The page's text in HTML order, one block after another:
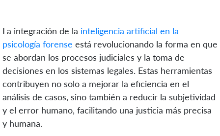
La integración de la inteligencia artificial en la
psicología forense está revolucionando la forma en que
se abordan los procesos judiciales y la toma de
decisiones en los sistemas legales. Estas herramientas
contribuyen no solo a mejorar la eficiencia en el
análisis de casos, sino también a reducir la subjetividad
y el error humano, facilitando una justicia más precisa
y humana.